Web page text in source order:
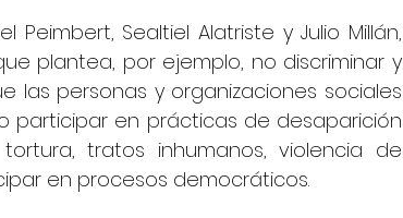
Sealtiel Alatriste y Julio Millán,
plantea, por ejemplo, no discriminar y
las personas y organizaciones sociales
participar en prácticas de desaparición
tratos inhumanos, violencia de
en procesos democráticos.